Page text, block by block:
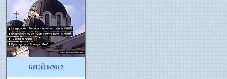
БРОЙ 8/2012